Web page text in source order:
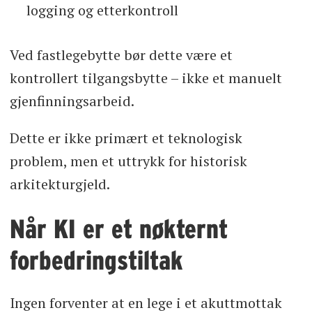
logging og etterkontroll
Ved fastlegebytte bør dette være et
kontrollert tilgangsbytte – ikke et manuelt
gjenfinningsarbeid.
Dette er ikke primært et teknologisk
problem, men et uttrykk for historisk
arkitekturgjeld.
Når KI er et nøkternt
forbedringstiltak
Ingen forventer at en lege i et akuttmottak